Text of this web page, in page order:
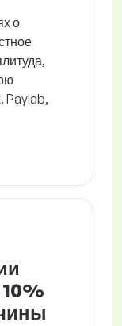
о
Paylab,